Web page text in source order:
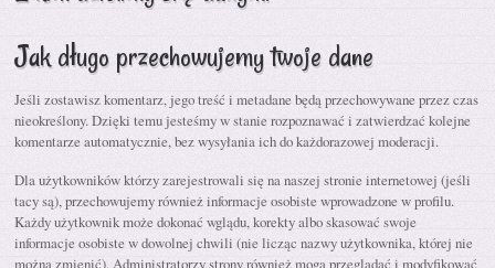
Jak długo przechowujemy twoje dane
Jeśli zostawisz komentarz, jego treść i metadane będą przechowywane przez czas
nieokreślony. Dzięki temu jesteśmy w stanie rozpoznawać i zatwierdzać kolejne
komentarze automatycznie, bez wysyłania ich do każdorazowej moderacji.
Dla użytkowników którzy zarejestrowali się na naszej stronie internetowej (jeśli
tacy są), przechowujemy również informacje osobiste wprowadzone w profilu.
Każdy użytkownik może dokonać wglądu, korekty albo skasować swoje
informacje osobiste w dowolnej chwili (nie licząc nazwy użytkownika, której nie
można zmienić). Administratorzy strony również mogą przeglądać i modyfikować